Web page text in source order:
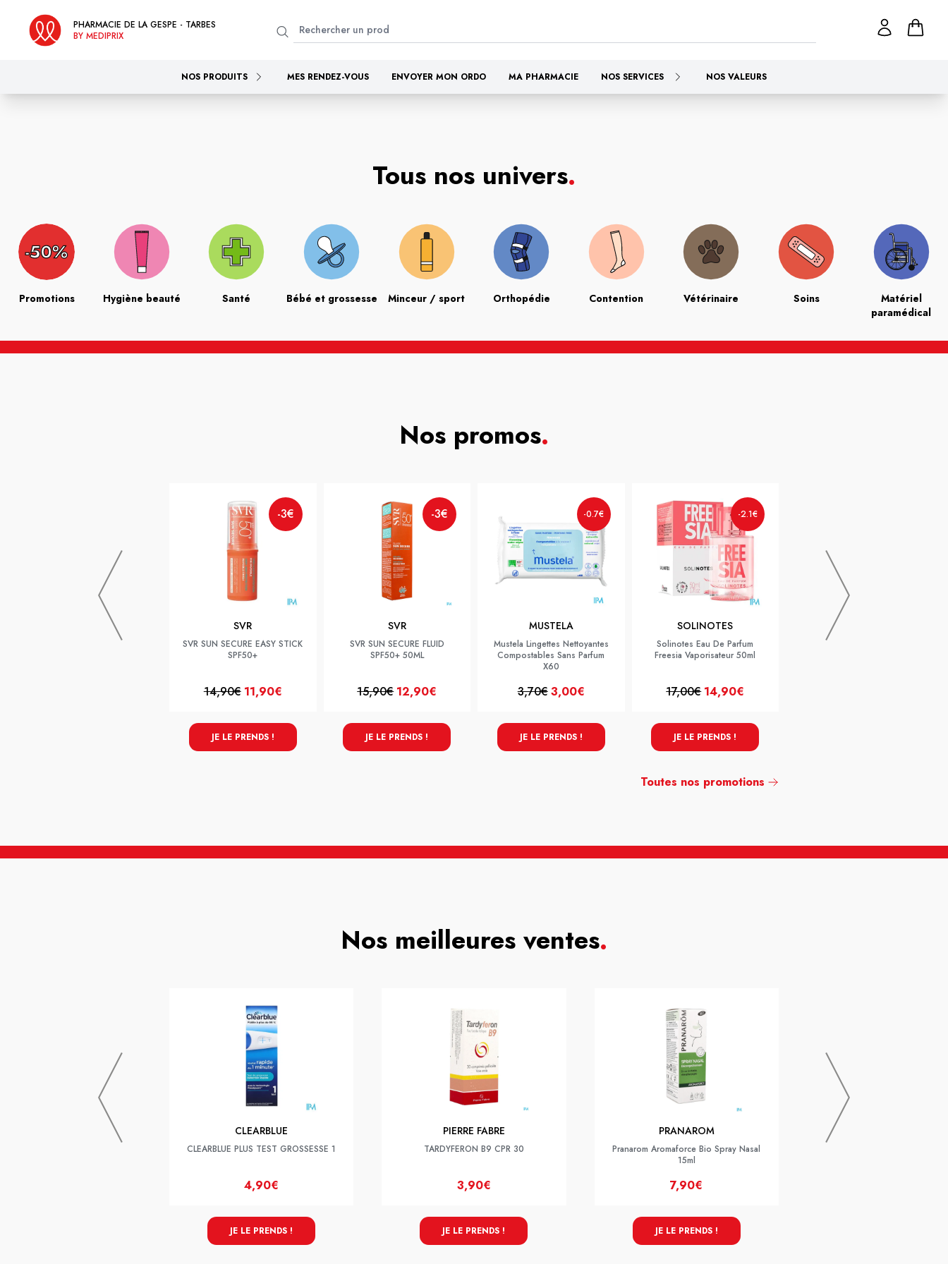
PHARMACIE DE LA GESPE - TARBES
BY MEDIPRIX
NOS PRODUITS MES RENDEZ-VOUS ENVOYER MON ORDO MA PHARMACIE NOS SERVICES NOS VALEURS
Tous nos univers.
Promotions Hygiène beauté Santé Bébé et grossesse Minceur / sport Orthopédie Contention Vétérinaire Soins
Matériel
paramédical
Nos promos.
-3€
SVR
SVR SUN SECURE EASY STICK
SPF50+
14,90€ 11,90€
JE LE PRENDS !
-3€
SVR
SVR SUN SECURE FLUID
SPF50+ 50ML
15,90€ 12,90€
JE LE PRENDS !
-0.7€
MUSTELA
Mustela Lingettes Nettoyantes
Compostables Sans Parfum
X60
3,70€3,00€
JE LE PRENDS !
-2.1€
SOLINOTES
Solinotes Eau De Parfum
Freesia Vaporisateur 50ml
17,00€ 14,90€
JE LE PRENDS !
Toutes nos promotions
Nos meilleures ventes.
CLEARBLUE
CLEARBLUE PLUS TEST GROSSESSE 1
4,90€
JE LE PRENDS !
PIERRE FABRE
TARDYFERON B9 CPR 30
3,90€
JE LE PRENDS !
PRANAROM
Pranarom Aromaforce Bio Spray Nasal
15ml
7,90€
JE LE PRENDS !